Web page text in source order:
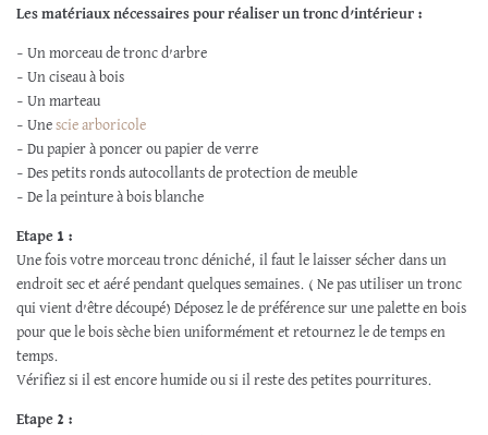
Les matériaux nécessaires pour réaliser un tronc d’intérieur :
– Un morceau de tronc d’arbre
– Un ciseau à bois
– Un marteau
– Une scie arboricole
– Du papier à poncer ou papier de verre
– Des petits ronds autocollants de protection de meuble
– De la peinture à bois blanche
Etape 1 :
Une fois votre morceau tronc déniché, il faut le laisser sécher dans un
endroit sec et aéré pendant quelques semaines. ( Ne pas utiliser un tronc
qui vient d’être découpé) Déposez le de préférence sur une palette en bois
pour que le bois sèche bien uniformément et retournez le de temps en
temps.
Vérifiez si il est encore humide ou si il reste des petites pourritures.
Etape 2 :